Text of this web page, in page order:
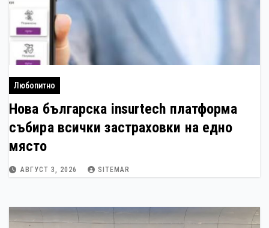
Любопитно
Нова българска insurtech платформа
събира всички застраховки на едно
място
АВГУСТ 3, 2026 SITEMAR